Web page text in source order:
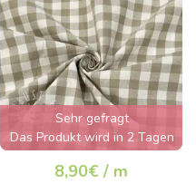
Sehr gefragt
Das Produkt wird in 2 Tagen
ausverkauft sein
8,90€ / m